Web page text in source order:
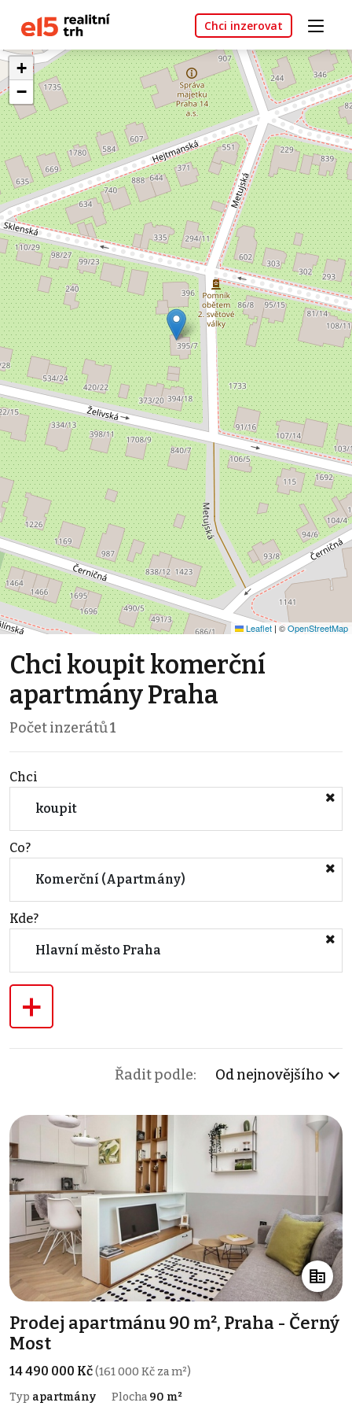
Chci inzerovat
+
−
Leaflet |©OpenStreetMap
Chci koupit komerční
apartmány Praha
Počet inzerátů1
Chci
koupit
Co?
Komerční (Apartmány)
Kde?
Hlavní město Praha
+
Řadit podle: Od nejnovějšího
Prodej apartmánu 90 m², Praha - Černý
Most
14 490 000 Kč(161 000 Kč za m²)
Typ apartmány Plocha 90 m²